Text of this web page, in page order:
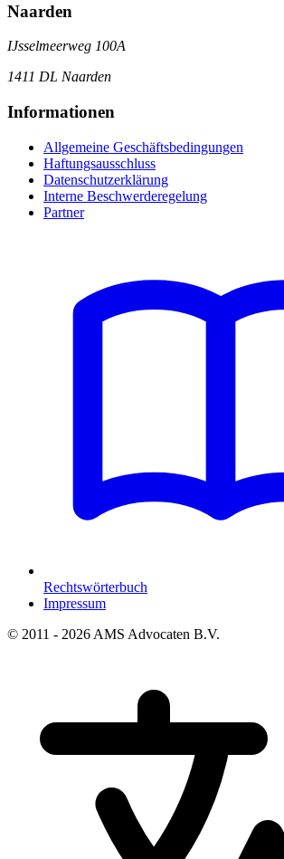
Naarden
IJsselmeerweg 100A
1411 DL Naarden
Informationen
Allgemeine Geschäftsbedingungen
Haftungsausschluss
Datenschutzerklärung
Interne Beschwerderegelung
Partner
Rechtswörterbuch
Impressum
© 2011 - 2026 AMS Advocaten B.V.